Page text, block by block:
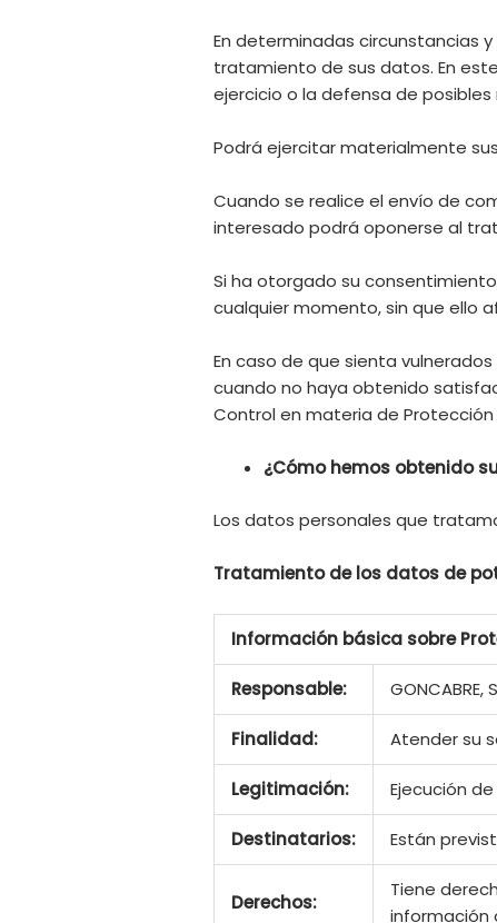
En determinadas circunstancias
tratamiento de sus datos. En
ejercicio o la defensa de posibles
Podrá ejercitar materialmente
Cuando se realice el envío de
interesado podrá oponerse al
Si ha otorgado su
cualquier momento, sin que ello
En caso de que sienta
cuando no haya obtenido
Control en materia de
¿Cómo hemos obtenido
Los datos personales que
Tratamiento de los datos de
Información básica sobre
Responsable: GONCABRE,
Finalidad: Atender su
Legitimación: Ejecución
Destinatarios: Están
Derechos:
Tiene
información